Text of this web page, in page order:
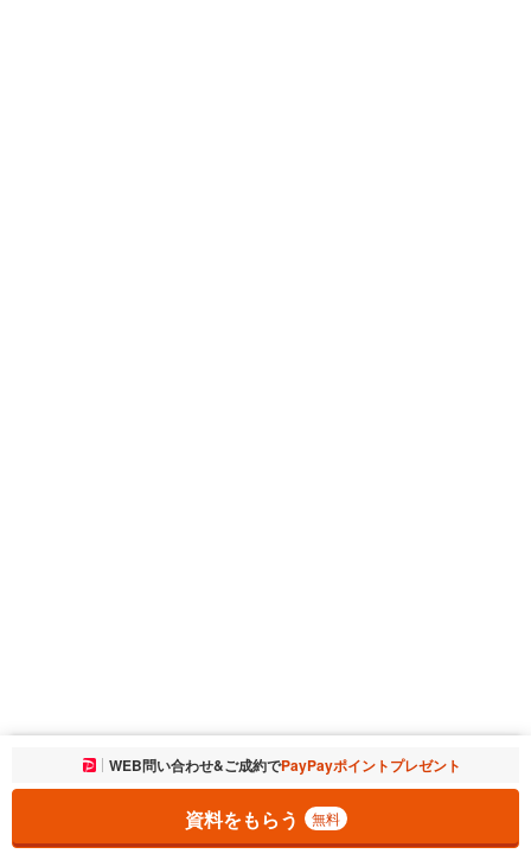
お気に入りに追加しました。 一覧を開く
WEB問い合わせ&ご成約でPayPayポイントプレゼント
資料をもらう 無料